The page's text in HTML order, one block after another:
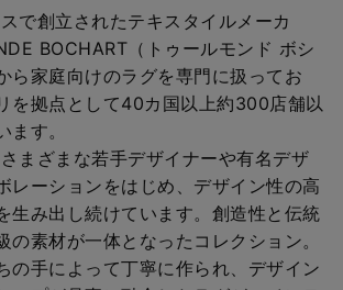
で創立されたテキスタイルメーカ
BOCHART（トゥールモンド ボシ
ら家庭向けのラグを専門に扱ってお
を拠点として40カ国以上約300店舗以
す。
まざまな若手デザイナーや有名デザ
レーションをはじめ、デザイン性の高
生み出し続けています。創造性と伝統
の素材が一体となったコレクション。
の手によって丁寧に作られ、デザイン